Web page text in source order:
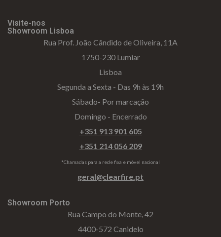
Visite-nos
Showroom Lisboa
Rua Prof. João Cândido de Oliveira, 11A
1750-230 Lumiar
Lisboa
Segunda a Sexta - Das 9h às 19h
Sábado- Por marcação
Domingo - Encerrado
+351 913 901 605
+351 214 056 209
*Chamadas para a rede fixa e móvel nacional
geral@clearfire.pt
Showroom Porto
Rua Campo do Monte, 42
4400-572 Canidelo